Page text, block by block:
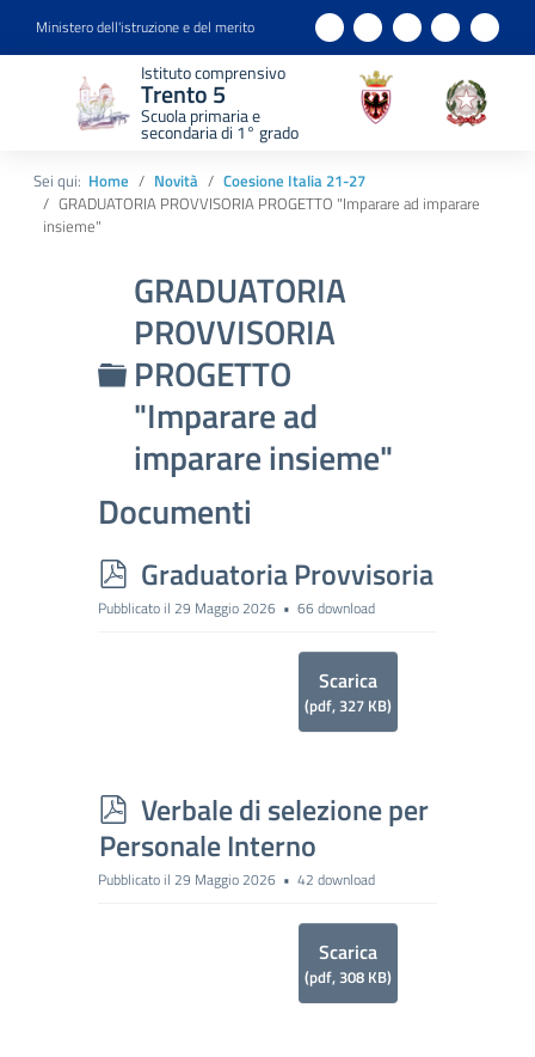
Ministero dell'istruzione e del merito
Istituto comprensivo
Trento 5
Scuola primaria e
secondaria di 1° grado
Sei qui: Home Novità
Coesione Italia 21-27
GRADUATORIA PROVVISORIA PROGETTO "Imparare ad imparare
insieme"
Cartella
GRADUATORIA
PROVVISORIA
PROGETTO
"Imparare ad
imparare insieme"
Documenti
p
d
Graduatoria Provvisoria
Pubblicato il 29 Maggio 2026 66 download
Scarica
(pdf,327 KB)
p
d
f
Verbale di selezione per
Personale Interno
Pubblicato il 29 Maggio 2026 42 download
Scarica
(pdf,308 KB)